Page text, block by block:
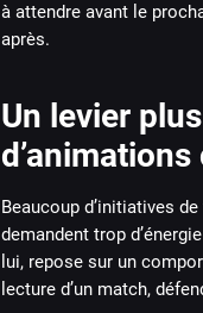
à attendre avant le
après.
Un levier
Beaucoup d’initiatives
demandent trop
lui, repose sur un
lecture d’un match,